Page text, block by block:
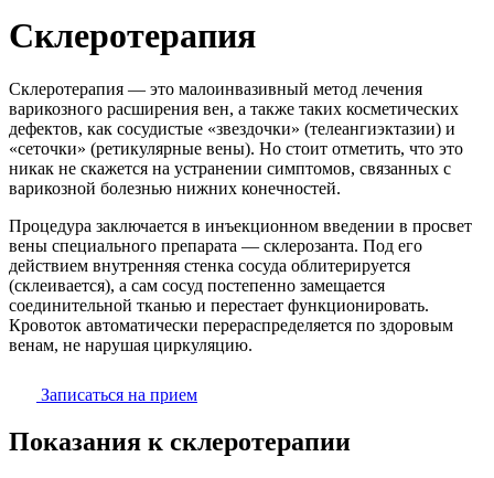
Склеротерапия
Склеротерапия — это малоинвазивный метод лечения
варикозного расширения вен, а также таких косметических
дефектов, как сосудистые «звездочки» (телеангиэктазии) и
«сеточки» (ретикулярные вены). Но стоит отметить, что это
никак не скажется на устранении симптомов, связанных с
варикозной болезнью нижних конечностей.
Процедура заключается в инъекционном введении в просвет
вены специального препарата — склерозанта. Под его
действием внутренняя стенка сосуда облитерируется
(склеивается), а сам сосуд постепенно замещается
соединительной тканью и перестает функционировать.
Кровоток автоматически перераспределяется по здоровым
венам, не нарушая циркуляцию.
Записаться на прием
Показания к склеротерапии